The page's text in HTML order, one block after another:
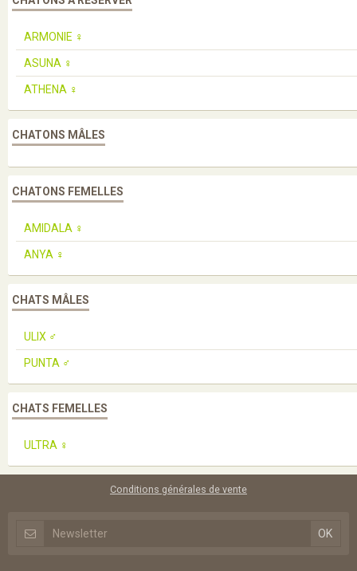
ARMONIE ♀️
ASUNA ♀️
ATHENA ♀️
CHATONS MÂLES
CHATONS FEMELLES
AMIDALA ♀️
ANYA ♀️
CHATS MÂLES
ULIX ♂️
PUNTA ♂️
CHATS FEMELLES
ULTRA ♀️
Conditions générales de vente